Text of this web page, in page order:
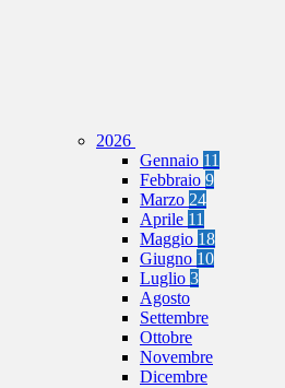
2026
Gennaio 11
Febbraio 9
Marzo 24
Aprile 11
Maggio 18
Giugno 10
Luglio 3
Agosto
Settembre
Ottobre
Novembre
Dicembre